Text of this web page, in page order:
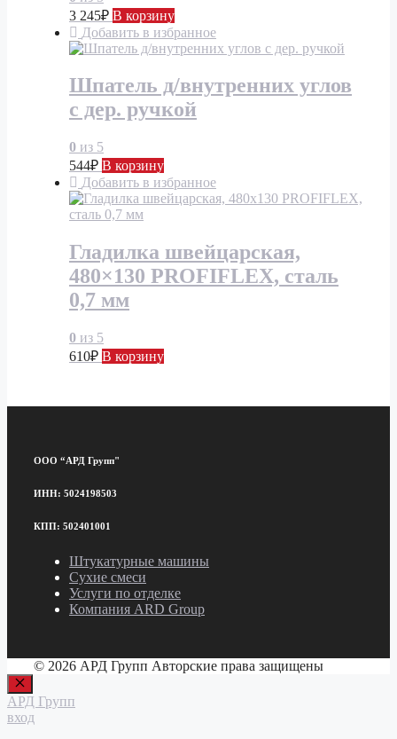
3 245₽ В корзину
Добавить в избранное
Шпатель д/внутренних углов
с дер. ручкой
0 из 5
544₽ В корзину
Добавить в избранное
Гладилка швейцарская,
480×130 PROFIFLEX, сталь
0,7 мм
0 из 5
610₽ В корзину
ООО “АРД Групп"
ИНН: 5024198503
КПП: 502401001
Штукатурные машины
Сухие смеси
Услуги по отделке
Компания ARD Group
© 2026 АРД Групп Авторские права защищены
Закрыть
АРД Групп
вход